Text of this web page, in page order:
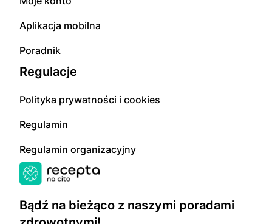
Bądź na bieżąco z naszymi poradami
Aplikacja mobilna
Poradnik
Regulacje
Polityka prywatności i cookies
Regulamin
Regulamin organizacyjny